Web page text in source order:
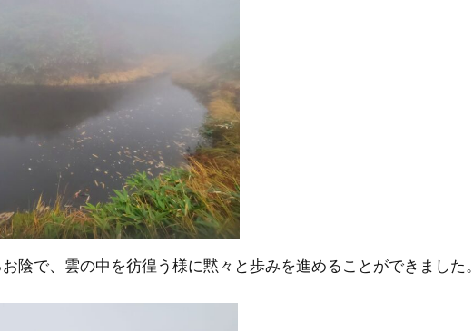
陰で、雲の中を彷徨う様に黙々と歩みを進めることができました。